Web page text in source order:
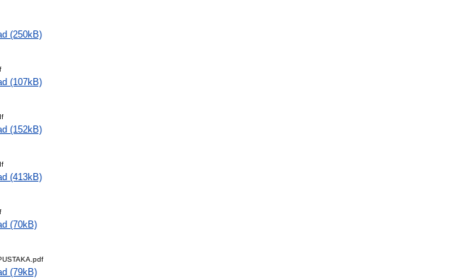
(250kB)
(107kB)
(152kB)
(413kB)
(70kB)
(79kB)